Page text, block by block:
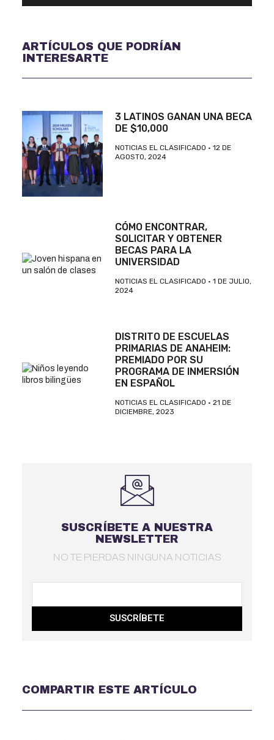
ARTÍCULOS QUE PODRÍAN
INTERESARTE
3 LATINOS GANAN UNA BECA
DE $10,000
NOTICIAS EL CLASIFICADO
12 DE
AGOSTO, 2024
CÓMO ENCONTRAR,
SOLICITAR Y OBTENER
BECAS PARA LA
UNIVERSIDAD
NOTICIAS EL CLASIFICADO
1 DE JULIO,
2024
DISTRITO DE ESCUELAS
PRIMARIAS DE ANAHEIM:
PREMIADO POR SU
PROGRAMA DE INMERSIÓN
EN ESPAÑOL
NOTICIAS EL CLASIFICADO
21 DE
DICIEMBRE, 2023
SUSCRÍBETE A NUESTRA
NEWSLETTER
NO TE PIERDAS NINGUNA NOTICIAS
SUSCRÍBETE
COMPARTIR ESTE ARTÍCULO